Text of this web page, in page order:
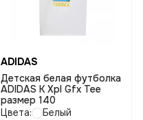
ADIDAS
Детская белая футболка
ADIDAS K Xpl Gfx Tee
размер 140
Цвета:
Белый